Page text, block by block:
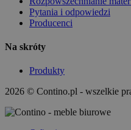
Pytania i odpowiedzi
Producenci
Na skróty
Produkty
2026 © Contino.pl - wszelkie